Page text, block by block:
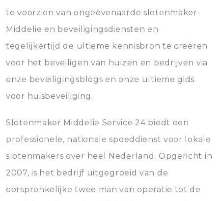
te voorzien van ongeëvenaarde slotenmaker-
Middelie en beveiligingsdiensten en
tegelijkertijd de ultieme kennisbron te creëren
voor het beveiligen van huizen en bedrijven via
onze beveiligingsblogs en onze ultieme gids
voor huisbeveiliging.
Slotenmaker Middelie Service 24 biedt een
professionele, nationale spoeddienst voor lokale
slotenmakers over heel Nederland. Opgericht in
2007, is het bedrijf uitgegroeid van de
oorspronkelijke twee man van operatie tot de